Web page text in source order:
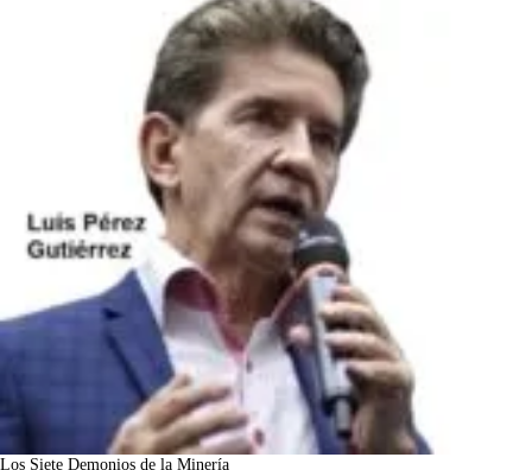
Los Siete Demonios de la Minería